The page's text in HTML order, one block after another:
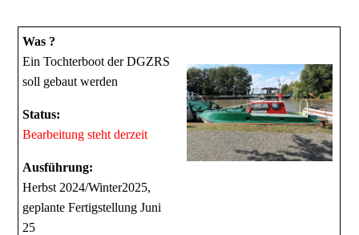
Was ?
Ein Tochterboot der DGZRS
soll gebaut werden
Status:
Bearbeitung steht derzeit
Ausführung:
Herbst 2024/Winter2025,
geplante Fertigstellung Juni
25